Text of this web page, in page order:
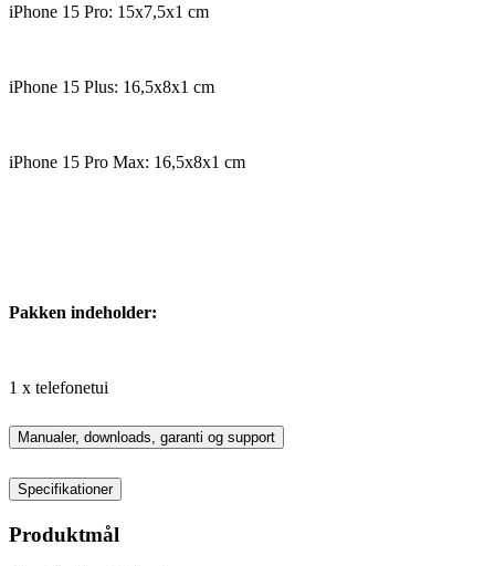
iPhone 15 Pro: 15x7,5x1 cm
iPhone 15 Plus: 16,5x8x1 cm
iPhone 15 Pro Max: 16,5x8x1 cm
Pakken indeholder:
1 x telefonetui
Manualer, downloads, garanti og support
Specifikationer
Produktmål